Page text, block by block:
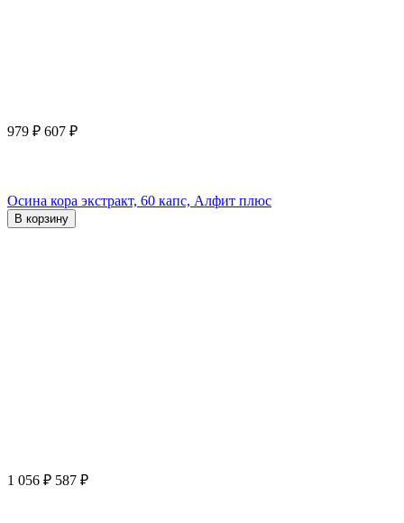
979 ₽ 607 ₽
Осина кора экстракт, 60 капс, Алфит плюс
В корзину
1 056 ₽ 587 ₽